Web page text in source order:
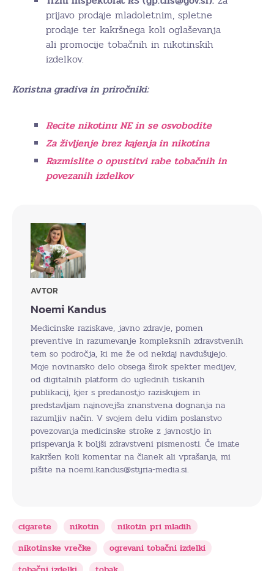
prijavo prodaje mladoletnim, spletne
prodaje ter kakršnega koli oglaševanja
ali promocije tobačnih in nikotinskih
izdelkov.
Koristna gradiva in priročniki:
Recite nikotinu NE in se osvobodite
Za življenje brez kajenja in nikotina
Razmislite o opustitvi rabe tobačnih in
povezanih izdelkov
AVTOR
Noemi Kandus
Medicinske raziskave, javno zdravje, pomen
preventive in razumevanje kompleksnih zdravstvenih
tem so področja, ki me že od nekdaj navdušujejo.
Moje novinarsko delo obsega širok spekter medijev,
od digitalnih platform do uglednih tiskanih
publikacij, kjer s predanostjo raziskujem in
predstavljam najnovejša znanstvena dognanja na
razumljiv način. V svojem delu vidim poslanstvo
povezovanja medicinske stroke z javnostjo in
prispevanja k boljši zdravstveni pismenosti. Če imate
kakršen koli komentar na članek ali vprašanja, mi
pišite na noemi.kandus@styria-media.si.
cigarete nikotin
nikotin pri mladih
nikotinske vrečke
ogrevani tobačni izdelki